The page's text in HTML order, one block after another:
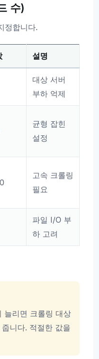
수)
정합니다.
설명
대상 서버
부하 억제
균형 잡힌
설정
고속 크롤링
필요
파일 I/O 부
하 고려
늘리면 크롤링 대상
니다. 적절한 값을